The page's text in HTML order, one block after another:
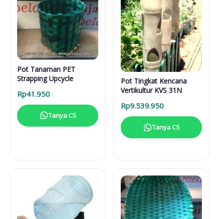
Pot Tanaman PET
Strapping Upcycle
Rp41.950
Tanya CS
Pot Tingkat Kencana
Vertikultur KVS 31N
Rp9.539.950
Tanya CS